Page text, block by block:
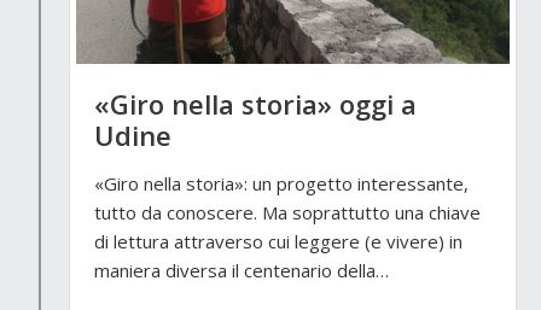
«Giro nella storia» oggi a
Udine
«Giro nella storia»: un progetto interessante,
tutto da conoscere. Ma soprattutto una chiave
di lettura attraverso cui leggere (e vivere) in
maniera diversa il centenario della…